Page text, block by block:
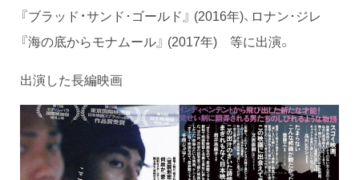
『ブラッド・サンド･ゴールド』 (2016年)、ロナン･ジレ
『海の底からモナムール』 (2017年) 等に出演。
出演した長編映画